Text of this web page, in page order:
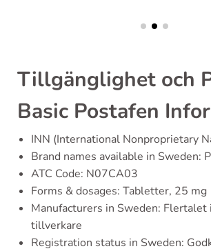
Tillgänglighet och
Basic Postafen
INN (International Nonproprietary
Brand names available in Sweden:
ATC Code: N07CA03
Forms & dosages: Tabletter, 25 mg
Manufacturers in Sweden:
tillverkare
Registration status in Sweden: